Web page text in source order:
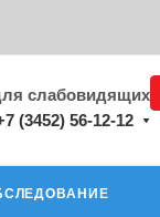
слабовидящих
(3452) 56-12-12